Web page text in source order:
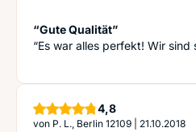
“Gute Qualität”
“Es war alles perfekt! Wir sind
4,8Sterne
von P. L., Berlin 12109 21.10.2018